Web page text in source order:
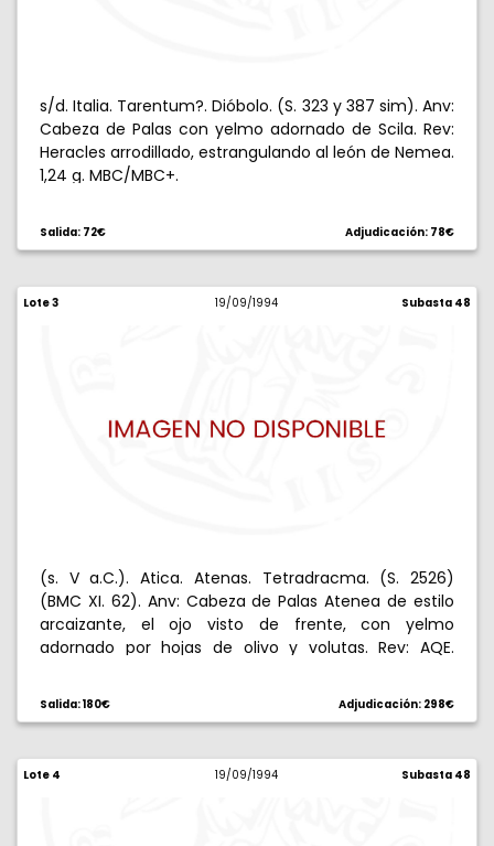
s/d. Italia. Tarentum?. Dióbolo. (S. 323 y 387 sim). Anv:
Cabeza de Palas con yelmo adornado de Scila. Rev:
Heracles arrodillado, estrangulando al león de Nemea.
1,24 g. MBC/MBC+.
Salida: 72€ Adjudicación: 78€
Lote 3 19/09/1994 Subasta 48
(s. V a.C.). Atica. Atenas. Tetradracma. (S. 2526)
(BMC XI. 62). Anv: Cabeza de Palas Atenea de estilo
arcaizante, el ojo visto de frente, con yelmo
adornado por hojas de olivo y volutas. Rev: AQE.
olivo y creciente. 16,98 g. MBC+.
Salida: 180€ Adjudicación: 298€
Lote 4 19/09/1994 Subasta 48